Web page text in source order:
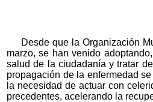
Desde que la Organización
marzo, se han venido
salud de la ciudadanía y tratar
propagación de la enfermedad
la necesidad de actuar con
precedentes, acelerando la